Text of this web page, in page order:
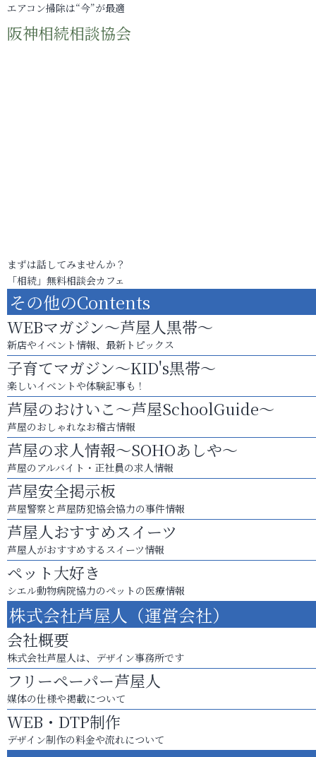
エアコン掃除は“今”が最適
阪神相続相談協会
まずは話してみませんか？
「相続」無料相談会カフェ
その他のContents
WEBマガジン～芦屋人黒帯～
新店やイベント情報、最新トピックス
子育てマガジン～KID's黒帯～
楽しいイベントや体験記事も！
芦屋のおけいこ～芦屋SchoolGuide～
芦屋のおしゃれなお稽古情報
芦屋の求人情報～SOHOあしや～
芦屋のアルバイト・正社員の求人情報
芦屋安全掲示板
芦屋警察と芦屋防犯協会協力の事件情報
芦屋人おすすめスイーツ
芦屋人がおすすめするスイーツ情報
ペット大好き
シエル動物病院協力のペットの医療情報
株式会社芦屋人（運営会社）
会社概要
株式会社芦屋人は、デザイン事務所です
フリーペーパー芦屋人
媒体の仕様や掲載について
WEB・DTP制作
デザイン制作の料金や流れについて